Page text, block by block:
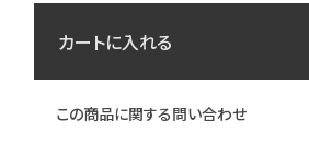
カートに入れる
この商品に関する問い合わせ